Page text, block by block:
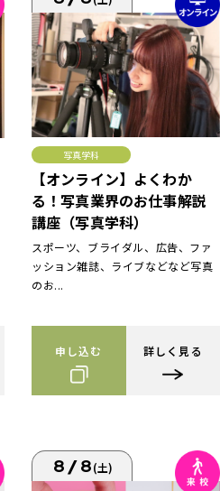
写真学科
【オンライン】よくわか
る！写真業界のお仕事解説
講座（写真学科）
スポーツ、ブライダル、広告、ファ
ッション雑誌、ライブなどなど写真
のお...
申し込む 詳しく見る
8/8(土)